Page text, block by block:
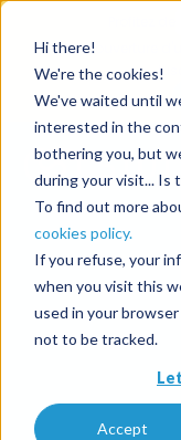
Hi there!
We're the cookies!
We've waited until
interested in the
bothering you, but
during your visit... Is
To find out more
cookies policy.
If you refuse, your
when you visit this
used in your
not to be tracked.
Accept
sur l'ouverture